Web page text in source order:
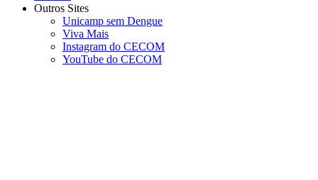
Outros Sites
Unicamp sem Dengue
Viva Mais
Instagram do CECOM
YouTube do CECOM